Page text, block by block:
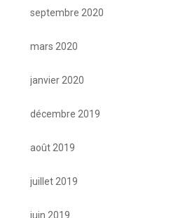
septembre 2020
mars 2020
janvier 2020
décembre 2019
août 2019
juillet 2019
juin 2019